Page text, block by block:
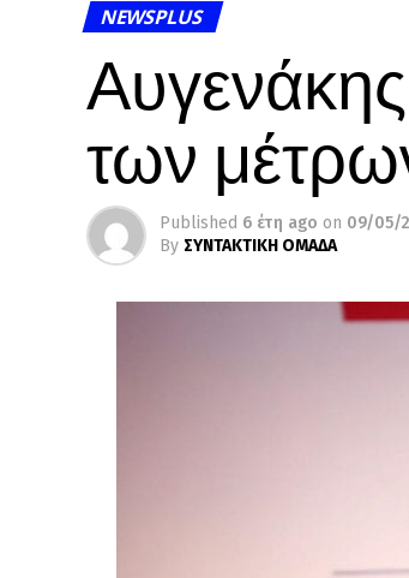
NEWSPLUS
των
Published 6 έτη ago on 09/05/
By ΣΥΝΤΑΚΤΙΚΗ ΟΜΑΔΑ